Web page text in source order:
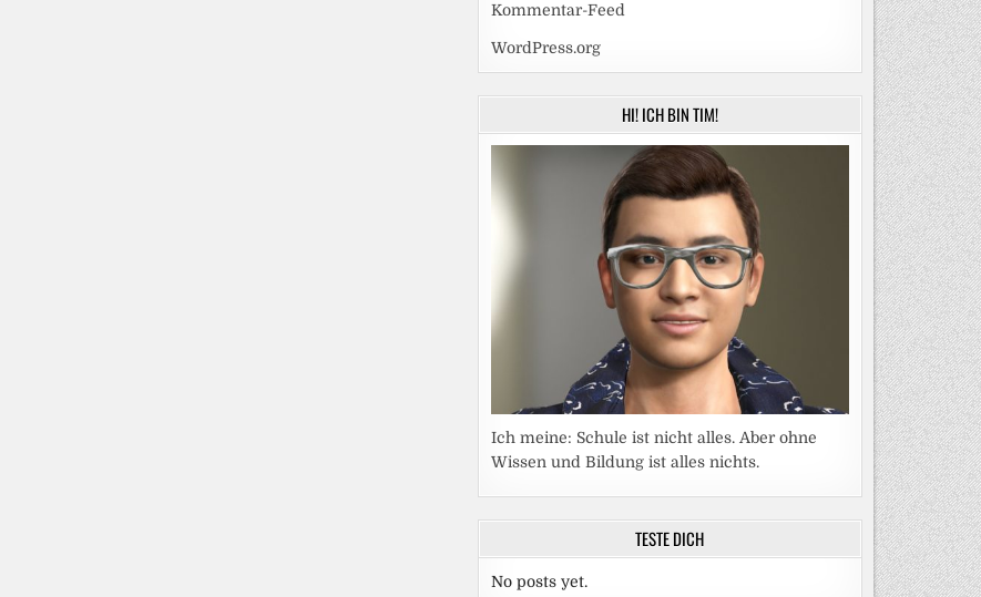
Kommentar-Feed
WordPress.org
HI! ICH BIN TIM!
Ich meine: Schule ist nicht alles. Aber ohne
Wissen und Bildung ist alles nichts.
TESTE DICH
No posts yet.